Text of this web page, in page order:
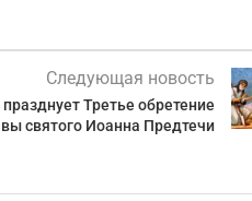
Следующая новость
Третье обретение
святого Иоанна Предтечи